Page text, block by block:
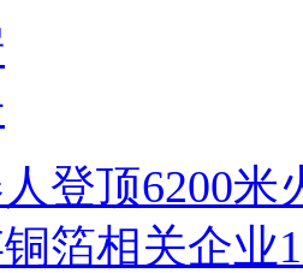
登顶6200
箔相关企业